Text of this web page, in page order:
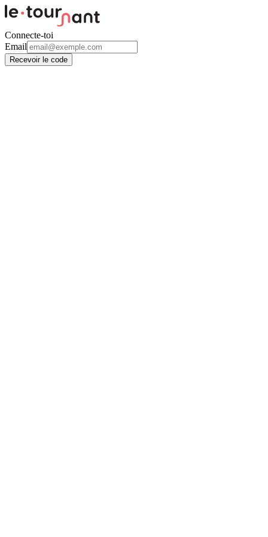
Connecte-toi
Email
Recevoir le code